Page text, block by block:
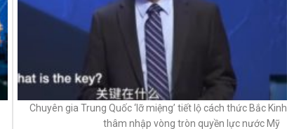
Chuyên gia Trung Quốc ‘lỡ miệng’ tiết lộ cách thức Bắc Kinh
thâm nhập vòng tròn quyền lực nước Mỹ